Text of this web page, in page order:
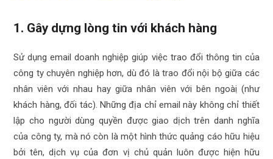
1. Gây dựng lòng tin với khách hàng
Sử dụng email doanh nghiệp giúp việc trao đổi thông tin của
công ty chuyên nghiệp hơn, dù đó là trao đổi nội bộ giữa các
nhân viên với nhau hay giữa nhân viên với bên ngoài ̣(như
khách hàng, đối tác). Những địa chỉ email này không chỉ thiết
lập cho người dùng quyền được giao dịch trên danh nghĩa
của công ty, mà nó còn là một hình thức quảng cáo hữu hiệu
bởi tên, dịch vụ của đơn vị chủ quản luôn được hiện hữu